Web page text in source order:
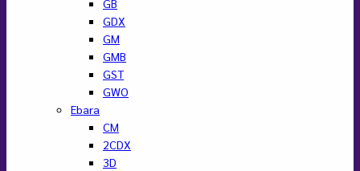
GB
GDX
GM
GMB
GST
GWO
Ebara
CM
2CDX
3D